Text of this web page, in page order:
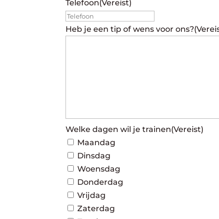
Telefoon(Vereist)
Heb je een tip of wens voor ons?
Welke dagen wil je trainen(Vereist)
Maandag
Dinsdag
Woensdag
Donderdag
Vrijdag
Zaterdag